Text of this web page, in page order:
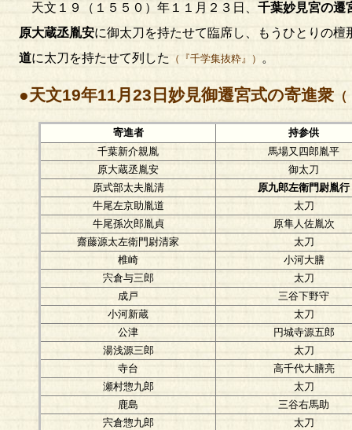
天文１９（１５５０）年１１月２３日、 千葉妙見宮の遷
原大蔵丞胤安に御太刀を持たせて臨席し、もうひとりの檀
道に太刀を持たせて列した （『千学集抜粋』） 。
●天文19年11月23日妙見御遷宮式の寄進衆
寄進者
持参供
千葉新介親胤
馬場又四郎胤平
原大蔵丞胤安
御太刀
原式部太夫胤清
原九郎左衛門尉胤行
牛尾左京助胤道
太刀
牛尾孫次郎胤貞
原隼人佐胤次
齋藤源太左衛門尉清家
太刀
椎崎
小河大膳
宍倉与三郎
太刀
成戸
三谷下野守
小河新蔵
太刀
公津
円城寺源五郎
湯浅源三郎
太刀
寺台
高千代大膳亮
瀬村惣九郎
太刀
鹿島
三谷右馬助
宍倉惣九郎
太刀